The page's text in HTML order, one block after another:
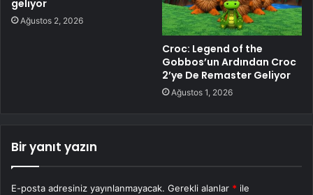
geliyor
Ağustos 2, 2026
Croc: Legend of the
Gobbos’un Ardından Croc
2’ye De Remaster Geliyor
Ağustos 1, 2026
Bir yanıt yazın
E-posta adresiniz yayınlanmayacak. Gerekli alanlar * ile